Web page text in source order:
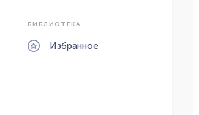
БИБЛИОТЕКА
Избранное